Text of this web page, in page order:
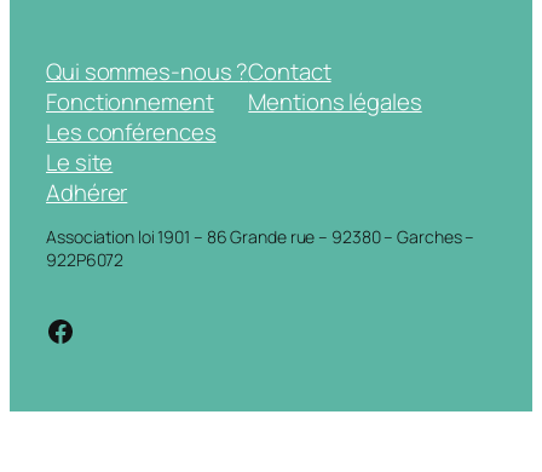
Qui sommes-nous ?
Fonctionnement
Les conférences
Le site
Adhérer
Contact
Mentions légales
Association loi 1901 – 86 Grande rue – 92380 – Garches –
922P6072
https://www.facebook.com/